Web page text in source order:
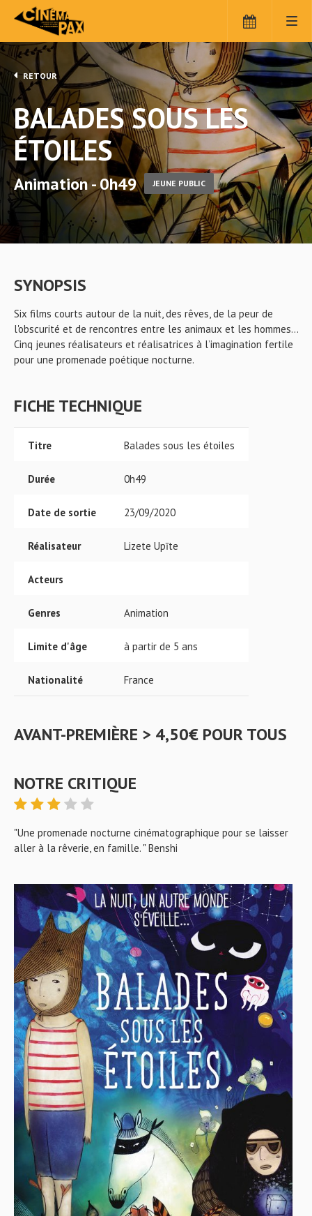
RETOUR
BALADES SOUS LES
ÉTOILES
Animation - 0h49 JEUNE PUBLIC
SYNOPSIS
Six films courts autour de la nuit, des rêves, de la peur de
l'obscurité et de rencontres entre les animaux et les hommes…
Cinq jeunes réalisateurs et réalisatrices à l’imagination fertile
pour une promenade poétique nocturne.
FICHE TECHNIQUE
Titre Balades sous les étoiles
Durée 0h49
Date de sortie 23/09/2020
Réalisateur Lizete Upīte
Acteurs
Genres Animation
Limite d'âge à partir de 5 ans
Nationalité France
AVANT-PREMIÈRE > 4,50€ POUR TOUS
NOTRE CRITIQUE
"Une promenade nocturne cinématographique pour se laisser
aller à la rêverie, en famille. " Benshi